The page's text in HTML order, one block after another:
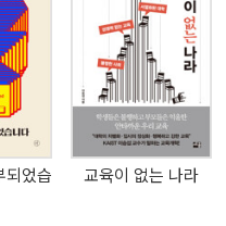
뷔커는 이러한 특성에 주목
질문을 던진다. 기술은 발전하
한 사람은 가난한 사람에게 돌
사람은 시간 빈곤에 빠지는
턱없이 부족한 현실에서 일과
은 늘 부족하고 우리는 늘 쫓기
은 노동, 돌봄, 자유, 미래, 정
, 저출생,
되었습
교육이 없는 나라